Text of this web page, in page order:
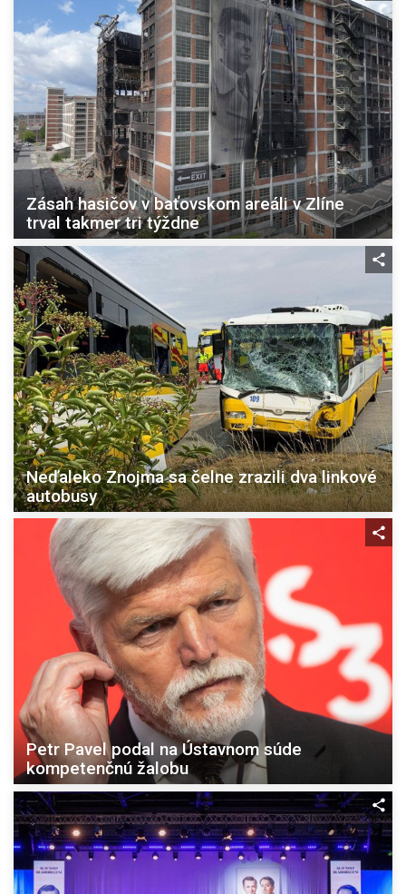
Zásah hasičov v baťovskom areáli v Zlíne
trval takmer tri týždne
Neďaleko Znojma sa čelne zrazili dva linkové
autobusy
Petr Pavel podal na Ústavnom súde
kompetenčnú žalobu